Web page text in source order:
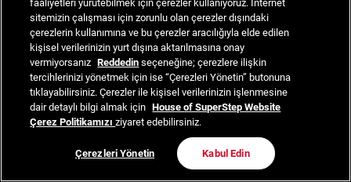
faaliyetleri yürütebilmek için çerezler kullanıyoruz. İnternet
sitemizin çalışması için zorunlu olan çerezler dışındaki
çerezlerin kullanımına ve bu çerezler aracılığıyla elde edilen
kişisel verilerinizin yurt dışına aktarılmasına onay
vermiyorsanız Reddedin seçeneğine; çerezlere ilişkin
tercihlerinizi yönetmek için ise “Çerezleri Yönetin” butonuna
tıklayabilirsiniz. Çerezler ile kişisel verilerinizin işlenmesine
dair detaylı bilgi almak için House of SuperStep Website
Çerez Politikamızıziyaret edebilirsiniz.
Çerezleri Yönetin Kabul Edin